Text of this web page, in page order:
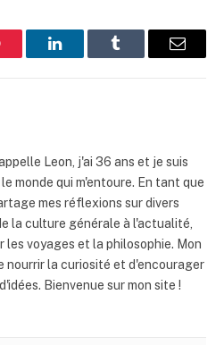
LinkedInTumblr
E-
Leon, j'ai 36 ans et je suis
monde qui m'entoure. En tant que
mes réflexions sur divers
la culture générale à l'actualité,
les voyages et la philosophie. Mon
nourrir la curiosité et d'encourager
Bienvenue sur mon site !